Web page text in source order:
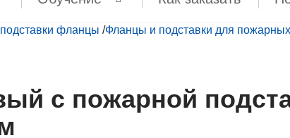
фланцы /Фланцы и подставки для
с пожарной